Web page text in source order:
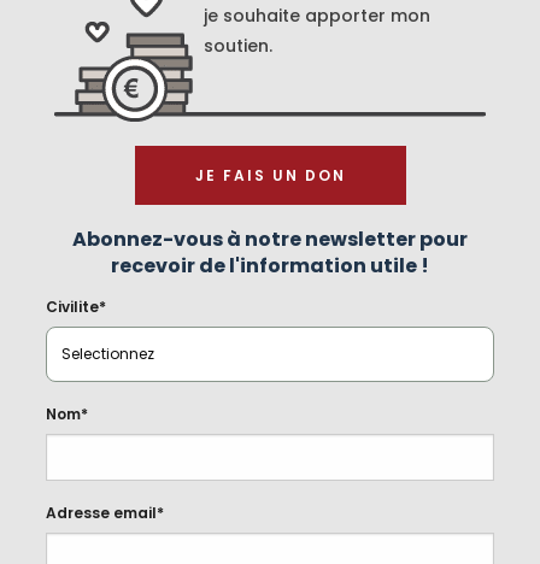
je souhaite apporter mon
soutien.
JE FAIS UN DON
Abonnez-vous à notre newsletter pour
recevoir de l'information utile !
Civilite*
Nom*
Adresse email*